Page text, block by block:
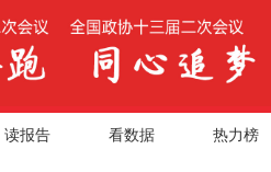
读报告 看数据 热力榜